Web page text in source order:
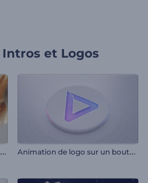
Intros et Logos
I
ntroduction au tissu fluide et scintillant A
nimation de logo sur un bouton